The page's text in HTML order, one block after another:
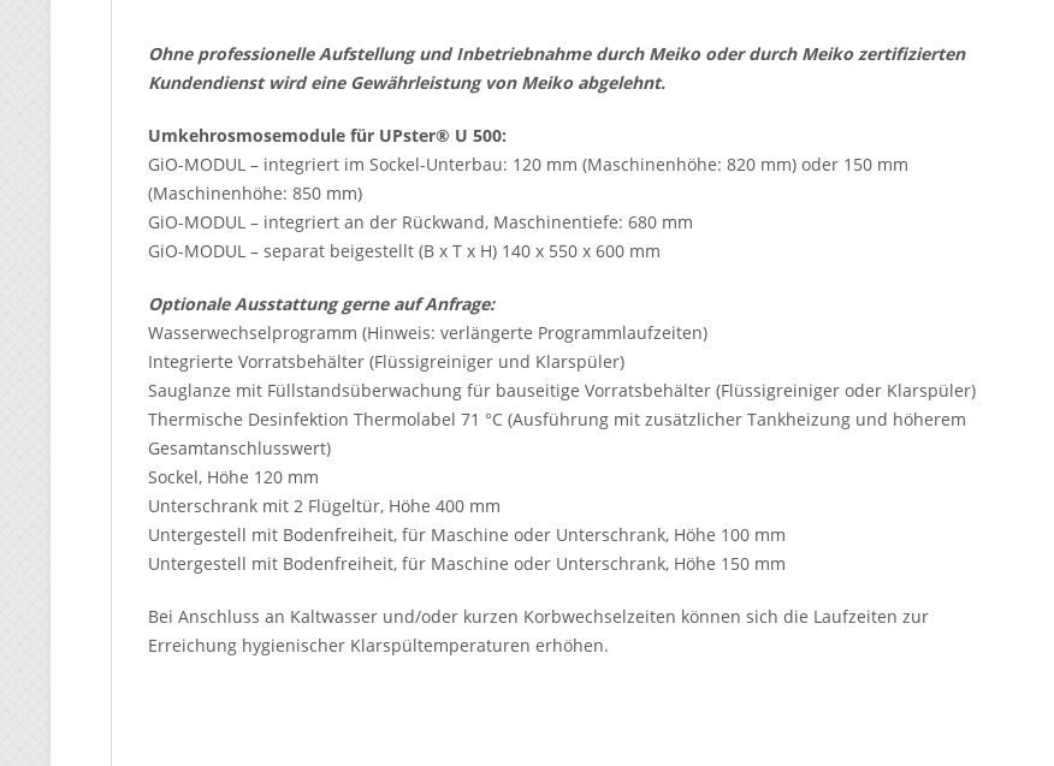
Ohne professionelle Aufstellung und Inbetriebnahme durch Meiko oderdurch Meiko zertifizierten
Kundendienst wird eine Gewährleistung von Meiko abgelehnt.
Umkehrosmosemodule für UPster® U 500:
GiO-MODUL – integriert im Sockel-Unterbau: 120 mm (Maschinenhöhe: 820 mm) oder 150 mm
(Maschinenhöhe: 850 mm)
GiO-MODUL – integriert an der Rückwand, Maschinentiefe: 680 mm
GiO-MODUL – separat beigestellt (B x T x H) 140 x 550 x 600 mm
Optionale Ausstattung gerne auf Anfrage:
Wasserwechselprogramm (Hinweis: verlängerte Programmlaufzeiten)
Integrierte Vorratsbehälter (Flüssigreiniger und Klarspüler)
Sauglanze mit Füllstandsüberwachung für bauseitige Vorratsbehälter (Flüssigreiniger oder Klarspüler)
Thermische Desinfektion Thermolabel 71 °C (Ausführung mit zusätzlicher Tankheizung und höherem
Gesamtanschlusswert)
Sockel, Höhe 120 mm
Unterschrank mit 2 Flügeltür, Höhe 400 mm
Untergestell mit Bodenfreiheit, für Maschine oder Unterschrank, Höhe 100 mm
Untergestell mit Bodenfreiheit, für Maschine oder Unterschrank, Höhe 150 mm
Bei Anschluss an Kaltwasser und/oder kurzen Korbwechselzeiten können sich die Laufzeiten zur
Erreichung hygienischer Klarspültemperaturen erhöhen.